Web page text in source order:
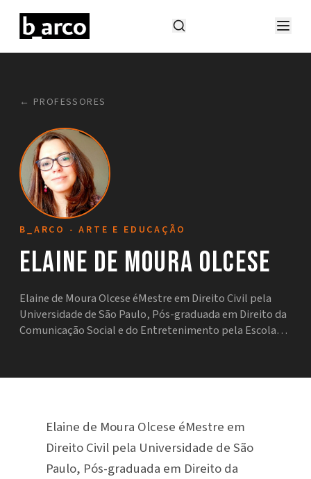
← PROFESSORES
B_ARCO - ARTE E EDUCAÇÃO
Elaine de Moura Olcese
Elaine de Moura Olcese éMestre em Direito Civil pela
Universidade de São Paulo, Pós-graduada em Direito da
Comunicação Social e do Entretenimento pela Escola…
Elaine de Moura Olcese éMestre em
Direito Civil pela Universidade de São
Paulo, Pós-graduada em Direito da